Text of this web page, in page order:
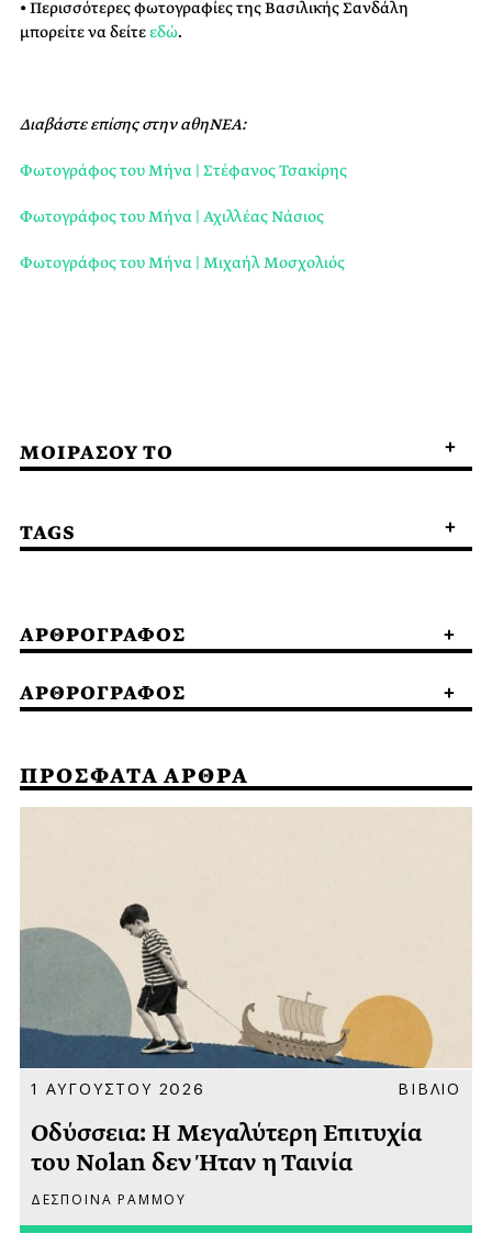
• Περισσότερες φωτογραφίες της Βασιλικής Σανδάλη
μπορείτε να δείτεεδώ.
Διαβάστε επίσης στην αθηΝΕΑ:
Φωτογράφος του Μήνα | Στέφανος Τσακίρης
Φωτογράφος του Μήνα | Αχιλλέας Νάσιος
Φωτογράφος του Μήνα | Μιχαήλ Μοσχολιός
ΜΟΙΡΑΣΟΥ ΤΟ
TAGS
ΑΡΘΡΟΓΡΑΦΟΣ
ΑΡΘΡΟΓΡΑΦΟΣ
ΠΡΟΣΦΑΤΑ ΑΡΘΡΑ
1 ΑΥΓΟΥΣΤΟΥ 2026 ΒΙΒΛΙΟ
Οδύσσεια: Η Μεγαλύτερη Επιτυχία
του Nolan δεν Ήταν η Ταινία
ΔΕΣΠΟΙΝΑ ΡΑΜΜΟΥ